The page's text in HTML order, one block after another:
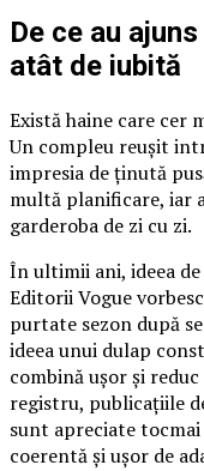
De ce au
atât de iubită
Există haine care cer
Un compleu reușit
impresia de ținută
multă planificare, iar
garderoba de zi cu zi.
În ultimii ani, ideea
Editorii Vogue
purtate sezon după
ideea unui dulap
combină ușor și
registru, publicațiile
sunt apreciate
coerentă și ușor de